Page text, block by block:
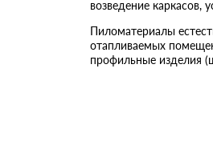
возведение каркасов,
Пиломатериалы
отапливаемых
профильные изделия